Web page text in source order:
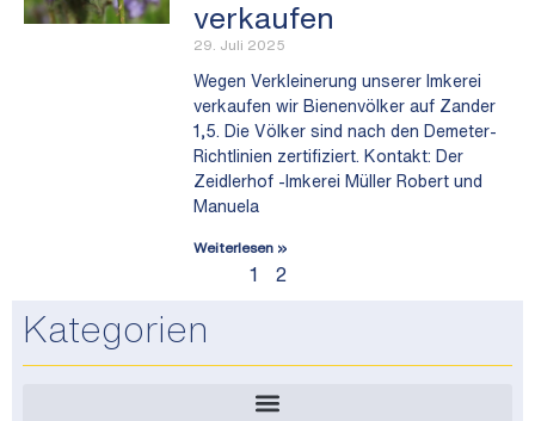
verkaufen
29. Juli 2025
Wegen Verkleinerung unserer Imkerei
verkaufen wir Bienenvölker auf Zander
1,5. Die Völker sind nach den Demeter-
Richtlinien zertifiziert. Kontakt: Der
Zeidlerhof -Imkerei Müller Robert und
Manuela
Weiterlesen »
1 2
Kategorien